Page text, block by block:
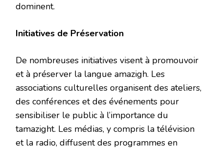
dominent.
Initiatives de Préservation
De nombreuses initiatives visent à promouvoir
et à préserver la langue amazigh. Les
associations culturelles organisent des ateliers,
des conférences et des événements pour
sensibiliser le public à l’importance du
tamazight. Les médias, y compris la télévision
et la radio, diffusent des programmes en